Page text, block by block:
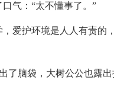
气：“太不懂事了。”
爱护环境是人人有责的
了脑袋，大树公公也露